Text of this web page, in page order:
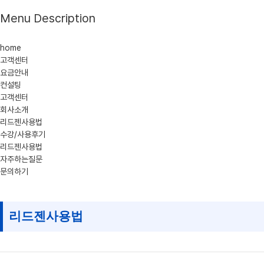
Menu Description
home
고객센터
요금안내
컨설팅
고객센터
회사소개
리드젠사용법
수강/사용후기
리드젠사용법
자주하는질문
문의하기
리드젠사용법